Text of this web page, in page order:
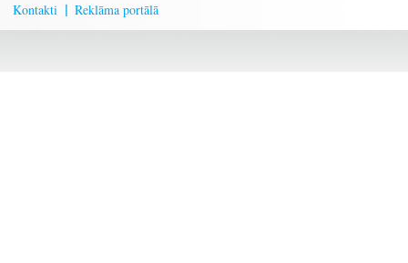
Kontakti Reklāma portālā